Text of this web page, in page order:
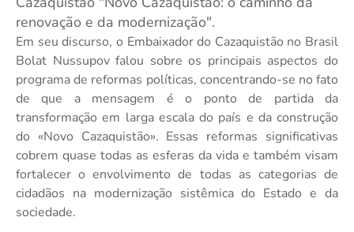
renovação e da modernização".
Em seu discurso, o Embaixador do Cazaquistão no Brasil
Bolat Nussupov falou sobre os principais aspectos do
programa de reformas políticas, concentrando-se no fato
de que a mensagem é o ponto de partida da
transformação em larga escala do país e da construção
do «Novo Cazaquistão». Essas reformas significativas
cobrem quase todas as esferas da vida e também visam
fortalecer o envolvimento de todas as categorias de
cidadãos na modernização sistêmica do Estado e da
sociedade.